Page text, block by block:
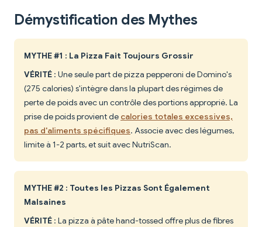
Démystification des Mythes
MYTHE #1 : La Pizza Fait Toujours Grossir
VÉRITÉ : Une seule part de pizza pepperoni de Domino's
(275 calories) s'intègre dans la plupart des régimes de
perte de poids avec un contrôle des portions approprié. La
prise de poids provient de calories totales excessives,
pas d'aliments spécifiques. Associe avec des légumes,
limite à 1-2 parts, et suit avec NutriScan.
MYTHE #2 : Toutes les Pizzas Sont Également
Malsaines
VÉRITÉ : La pizza à pâte hand-tossed offre plus de fibres